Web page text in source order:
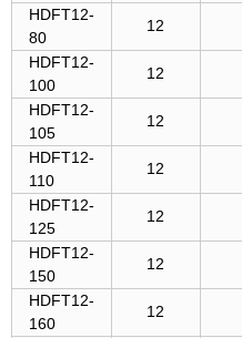
HDFT12-
80
12
HDFT12-
100
12
HDFT12-
105
12
HDFT12-
110
12
HDFT12-
125
12
HDFT12-
150
12
HDFT12-
160
12